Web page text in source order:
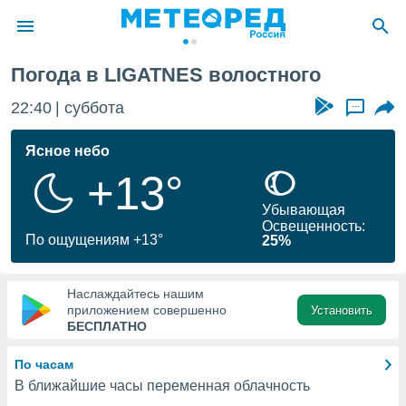
о
Вы можете
к этому
доступ
Погода в LIGATNES волостного
22:40 суббота ...
Ясное небо
+13°
По ощущениям +13°
Убывающая
Освещенность:
25%
Наслаждайтесь нашим
приложением совершенно
БЕСПЛАТНО
Установить
По часам
В ближайшие часы переменная облачность